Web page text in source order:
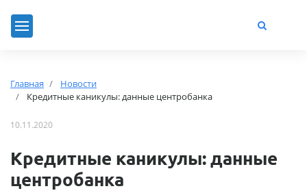
Главная
Новости
Кредитные каникулы: данные центробанка
10.11.2020
Кредитные каникулы: данные
центробанка